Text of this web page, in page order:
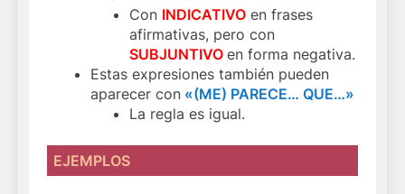
Con INDICATIVO en frases
afirmativas, pero con
SUBJUNTIVOen forma negativa.
Estas expresiones también pueden
aparecer con «(ME) PARECE… QUE…»
La regla es igual.
EJEMPLOS